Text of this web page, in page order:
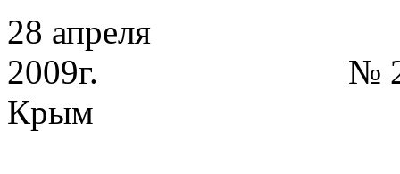
28 апреля
Крым